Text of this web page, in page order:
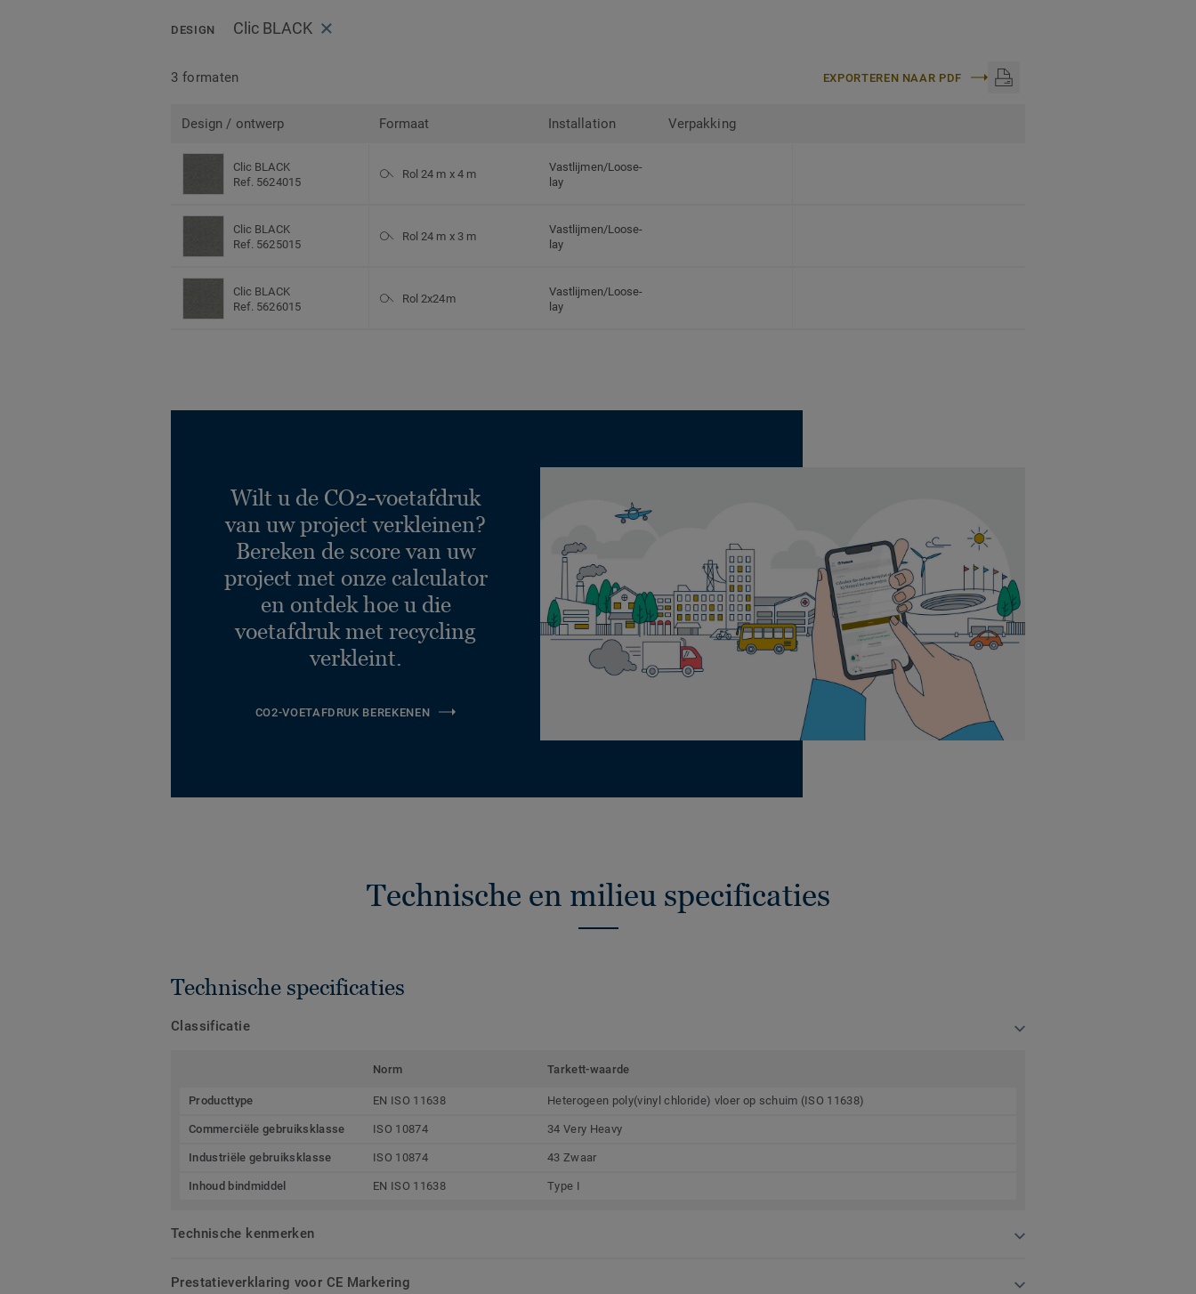
DESIGN Clic BLACK
3 formaten EXPORTEREN NAAR PDF
Design / ontwerp Formaat Installation Verpakking
Clic BLACK
Ref. 5624015
Rol 24 m x 4 m
Vastlijmen/Loose-
lay
Clic BLACK
Ref. 5625015
Rol 24 m x 3 m
Vastlijmen/Loose-
lay
Clic BLACK
Ref. 5626015
Rol 2x24m
Vastlijmen/Loose-
lay
Wilt u de CO2-voetafdruk
van uw project verkleinen?
Bereken de score van uw
project met onze calculator
en ontdek hoe u die
voetafdruk met recycling
verkleint.
CO2-VOETAFDRUK BEREKENEN
Technische en milieu specificaties
Technische specificaties
Classificatie
Norm Tarkett-waarde
Producttype EN ISO 11638 Heterogeen poly(vinyl chloride) vloer op schuim (ISO 11638)
Commerciële gebruiksklasse ISO 10874 34 Very Heavy
Industriële gebruiksklasse ISO 10874 43 Zwaar
Inhoud bindmiddel EN ISO 11638 Type I
Technische kenmerken
Prestatieverklaring voor CE Markering